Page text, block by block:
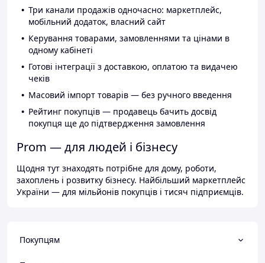
Три канали продажів одночасно: маркетплейс,
мобільний додаток, власний сайт
Керування товарами, замовленнями та цінами в
одному кабінеті
Готові інтеграції з доставкою, оплатою та видачею
чеків
Масовий імпорт товарів — без ручного введення
Рейтинг покупців — продавець бачить досвід
покупця ще до підтвердження замовлення
Prom — для людей і бізнесу
Щодня тут знаходять потрібне для дому, роботи,
захоплень і розвитку бізнесу. Найбільший маркетплейс
України — для мільйонів покупців і тисяч підприємців.
Покупцям